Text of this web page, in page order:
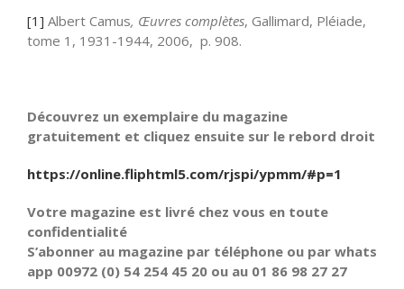
[1] Albert Camus, Œuvres complètes, Gallimard, Pléiade,
tome 1, 1931-1944, 2006, p. 908.
Découvrez un exemplaire du magazine
gratuitement et cliquez ensuite sur le rebord droit
https://online.fliphtml5.com/rjspi/ypmm/#p=1
Votre magazine est livré chez vous en toute
confidentialité
S’abonner au magazine par téléphone ou par whats
app 00972 (0) 54 254 45 20 ou au 01 86 98 27 27